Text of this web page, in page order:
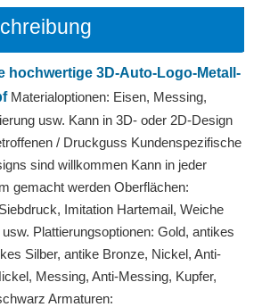
hochwertige 3D-Auto-Logo-Metall-
Materialoptionen: Eisen, Messing,
usw. Kann in 3D- oder 2D-Design
/ Druckguss Kundenspezifische
sind willkommen Kann in jeder
gemacht werden Oberflächen:
Imitation Hartemail, Weiche
Plattierungsoptionen: Gold, antikes
Silber, antike Bronze, Nickel, Anti-
Messing, Anti-Messing, Kupfer,
Armaturen: